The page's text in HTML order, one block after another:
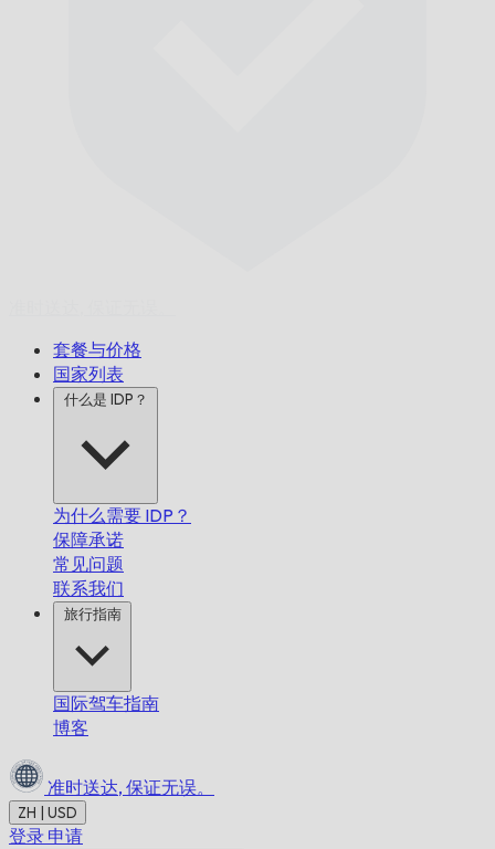
套餐与价格
国家列表
什么是 IDP？
为什么需要 IDP？
保障承诺
常见问题
联系我们
旅行指南
国际驾车指南
博客
准时送达, 保证无误。
ZH | USD
登录 申请